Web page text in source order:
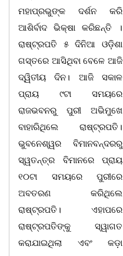
ମହାପ୍ରଭୁଙ୍କ ଦର୍ଶନ କରି
ଆଶିର୍ବାଦ ଭିକ୍ଷା କରିଛନ୍ତି ।
ରାଷ୍ଟ୍ରପତି ୫ ଦିନିଆ ଓଡ଼ିଶା
ଗସ୍ତରେ ଆସିଥିବା ବେଳେ ଆଜି
ଦ୍ୱିତୀୟ ଦିନ। ଆଜି ସକାଳ
ପ୍ରାୟ ୯ଟା ସମୟରେ
ରାଜଭବନରୁ ପୁରୀ ଅଭିମୁଖେ
ବାହାରିଥିଲେ ରାଷ୍ଟ୍ରପତି।
ଭୁବନେଶ୍ୱର ବିମାନବନ୍ଦରରୁ
ସ୍ୱତନ୍ତ୍ର ବିମାନରେ ପ୍ରାୟ
୧୦ଟା ସମୟରେ ପୁରୀରେ
ଅବତରଣ କରିଥିଲେ
ରାଷ୍ଟ୍ରପତି। ଏହାପରେ
ରାଷ୍ଟ୍ରପତିଙ୍କୁ ସ୍ୱାଗତ
କରାଯାଇଥିଲା ଏବଂ କଡ଼ା